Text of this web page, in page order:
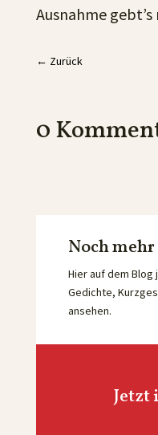
Ausnahme
← Zurück
0
Noch
Hier auf dem
Gedichte,
ansehen.
Jetzt